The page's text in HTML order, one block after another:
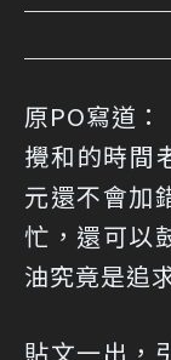
原PO寫道
攪和的時間
元還不會加
忙，還可以
油究竟是追
貼文一出，